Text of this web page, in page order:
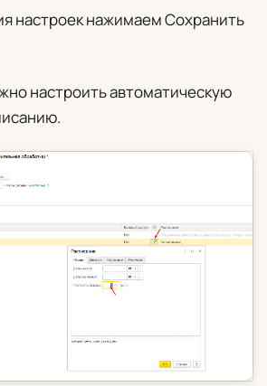
настроек нажимаемСохранить
настроить автоматическую